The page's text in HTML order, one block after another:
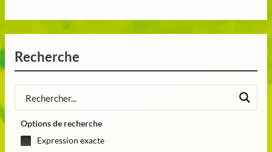
Recherche
Options de recherche
Expression exacte